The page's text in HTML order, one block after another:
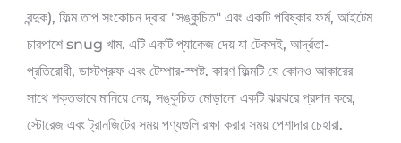
বন্দুক), ফিল্ম তাপ সংকোচন দ্বারা "সঙ্কুচিত" এবং একটি পরিষ্কার ফর্ম, আইটেম
চারপাশে snug খাম. এটি একটি প্যাকেজ দেয় যা টেকসই, আর্দ্রতা-
প্রতিরোধী, ডাস্টপ্রুফ এবং টেম্পার-স্পষ্ট. কারণ ফিল্মটি যে কোনও আকারের
সাথে শক্তভাবে মানিয়ে নেয়, সঙ্কুচিত মোড়ানো একটি ঝরঝরে প্রদান করে,
স্টোরেজ এবং ট্রানজিটের সময় পণ্যগুলি রক্ষা করার সময় পেশাদার চেহারা.